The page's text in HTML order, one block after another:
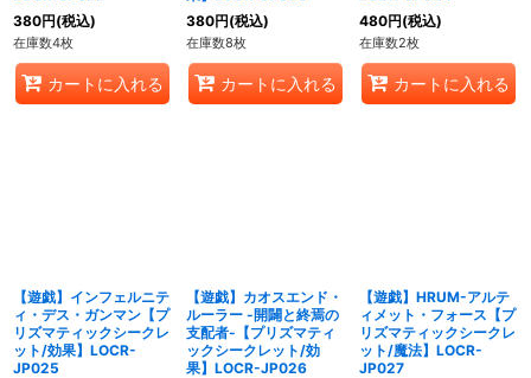
380円(税込)
在庫数4枚
カートに入れる
380円(税込)
在庫数8枚
カートに入れる
480円(税込)
在庫数2枚
カートに入れる
【遊戯】インフェルニテ
ィ・デス・ガンマン【プ
リズマティックシークレ
ット/効果】LOCR-
JP025
【遊戯】カオスエンド・
ルーラー -開闢と終焉の
支配者-【プリズマティ
ックシークレット/効
果】LOCR-JP026
【遊戯】HRUM-アルテ
ィメット・フォース【プ
リズマティックシークレ
ット/魔法】LOCR-
JP027